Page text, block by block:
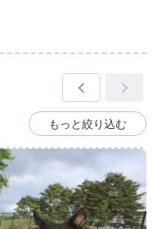
もっと絞り込む